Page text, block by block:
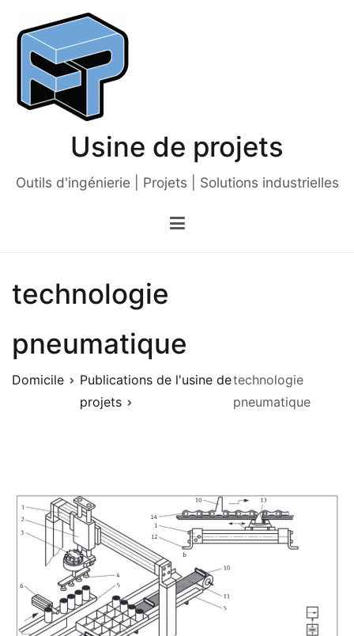
contenu
Usine de projets
Outils d'ingénierie | Projets | Solutions industrielles
technologie
pneumatique
Domicile
Publications de l'usine de
projets
technologie
pneumatique